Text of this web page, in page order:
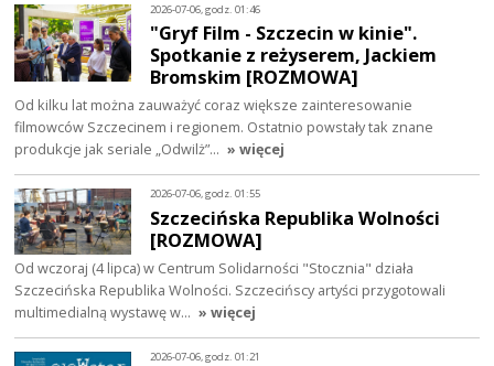
2026-07-06, godz. 01:46
"Gryf Film - Szczecin w kinie".
Spotkanie z reżyserem, Jackiem
Bromskim [ROZMOWA]
Od kilku lat można zauważyć coraz większe zainteresowanie
filmowców Szczecinem i regionem. Ostatnio powstały tak znane
produkcje jak seriale „Odwilż”… » więcej
2026-07-06, godz. 01:55
Szczecińska Republika Wolności
[ROZMOWA]
Od wczoraj (4 lipca) w Centrum Solidarności "Stocznia" działa
Szczecińska Republika Wolności. Szczecińscy artyści przygotowali
multimedialną wystawę w… » więcej
2026-07-06, godz. 01:21